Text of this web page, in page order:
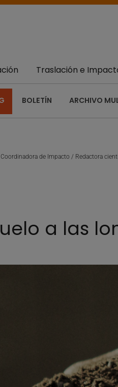
Traslación e
BOLETÍN ARCHIVO
Coordinadora de Impacto / Redactora
a las